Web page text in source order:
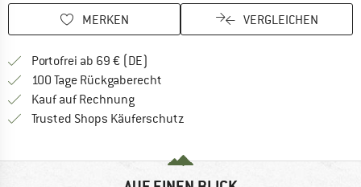
MERKEN VERGLEICHEN
Portofrei ab 69 € (DE)
100 Tage Rückgaberecht
Kauf auf RechnungFinde die Zahlungs-Infos hier! Öffnet
Trusted Shops Käuferschutz